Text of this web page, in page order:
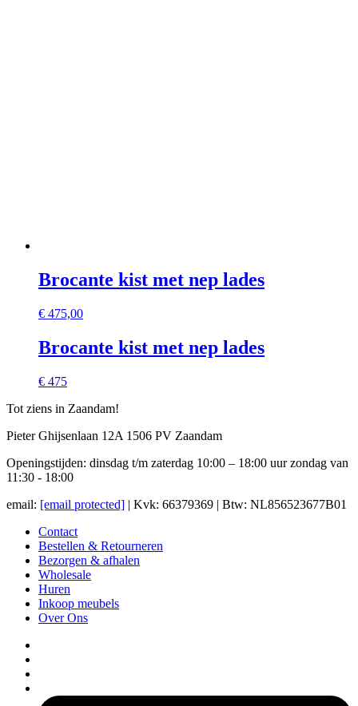
Brocante kist met nep lades
€ 475,00
Brocante kist met nep lades
€ 475
Tot ziens in Zaandam!
Pieter Ghijsenlaan 12A 1506 PV Zaandam
Openingstijden: dinsdag t/m zaterdag 10:00 – 18:00 uur zondag van
11:30 - 18:00
email: [email protected] | Kvk: 66379369 | Btw: NL856523677B01
Contact
Bestellen & Retourneren
Bezorgen & afhalen
Wholesale
Huren
Inkoop meubels
Over Ons